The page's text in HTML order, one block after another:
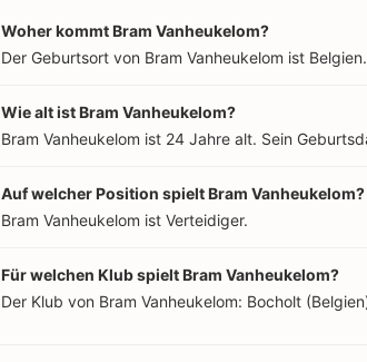
Woher kommt Bram Vanheukelom?
Der Geburtsort von Bram Vanheukelom ist
Wie alt ist Bram Vanheukelom?
Bram Vanheukelom ist 24 Jahre alt. Sein
Auf welcher Position spielt Bram Vanheukelom?
Bram Vanheukelom ist Verteidiger.
Für welchen Klub spielt Bram Vanheukelom?
Der Klub von Bram Vanheukelom: Bocholt